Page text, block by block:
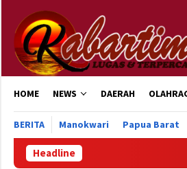
konten
HOME NEWS DAERAH
BERITA Manokwari Papua Barat
Headline